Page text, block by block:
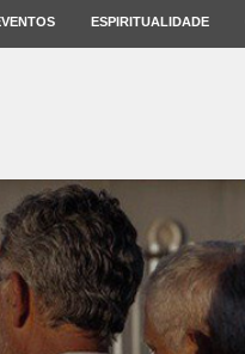
ESPIRITUALIDADE